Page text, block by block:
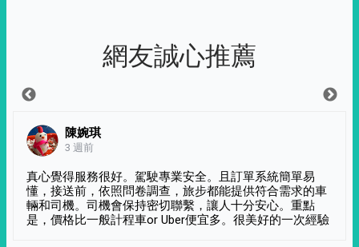
網友誠心推薦
陳婉琪
3 週前
真心覺得服務很好。駕駛專業安全。且訂單系統簡單易
懂，接送前，依照問卷調查，旅步都能提供符合需求的車
輛和司機。司機會保持密切聯繫，讓人十分安心。重點
是，價格比一般計程車or Uber便宜多。很美好的一次經驗